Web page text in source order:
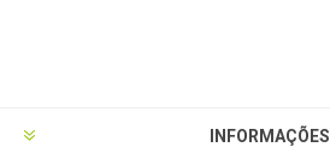
INFORMAÇÕES